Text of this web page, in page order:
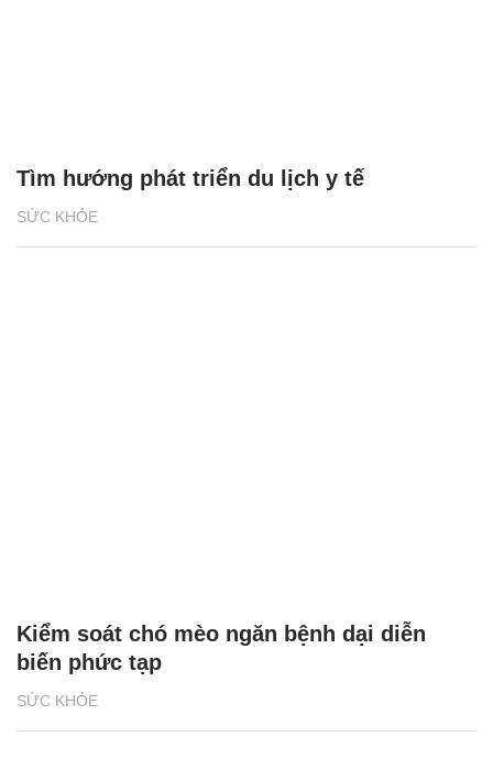
SỨC KHỎE
Tìm hướng phát triển du lịch y tế
SỨC KHỎE
Kiểm soát chó mèo ngăn bệnh dại diễn
biến phức tạp